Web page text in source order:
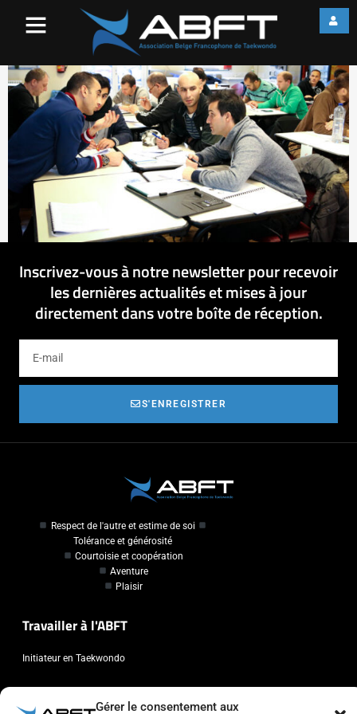
Gérer le consentement aux
Inscrivez-vous à notre newsletter pour recevoir
les dernières actualités et mises à jour
directement dans votre boîte de réception.
S'ENREGISTRER
Respect de l'autre et estime de soi
Tolérance et générosité
Courtoisie et coopération
Aventure
Plaisir
Travailler à l'ABFT
Initiateur en Taekwondo